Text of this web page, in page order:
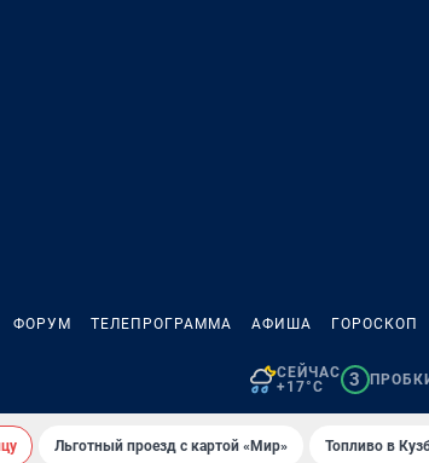
ФОРУМ ТЕЛЕПРОГРАММА АФИША ГОРОСКОП
СЕЙЧАС
+17°C
3
Льготный проезд с картой «Мир» Топливо в